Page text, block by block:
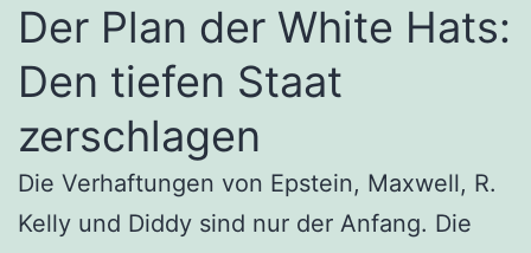
Der Plan der White Hats:
Den tiefen Staat
zerschlagen
Die Verhaftungen von Epstein, Maxwell, R.
Kelly und Diddy sind nur der Anfang. Die